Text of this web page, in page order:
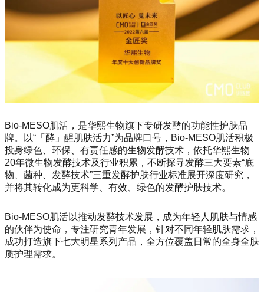
Bio-MESO肌活，是华熙生物旗下专研发酵的功能性护肤品
牌。以“「酵」醒肌肤活力”为品牌口号，Bio-MESO肌活积极
投身绿色、环保、有责任感的生物发酵技术，依托华熙生物
20年微生物发酵技术及行业积累，不断探寻发酵三大要素“底
物、菌种、发酵技术”三重发酵护肤行业标准展开深度研究，
并将其转化成为更科学、有效、绿色的发酵护肤技术。
Bio-MESO肌活以推动发酵技术发展，成为年轻人肌肤与情感
的伙伴为使命，专注研究青年发展，针对不同年轻肌肤需求，
成功打造旗下七大明星系列产品，全方位覆盖日常的全身全肤
质护理需求。